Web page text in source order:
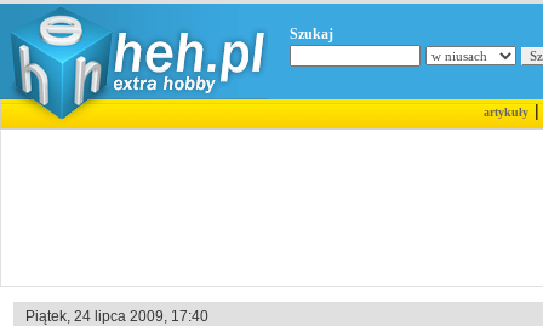
Szukaj
artykuły|
Piątek, 24 lipca 2009, 17:40